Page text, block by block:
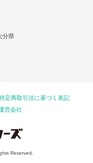
分県
定商取引法に基づく表記
営会社
Reserved.